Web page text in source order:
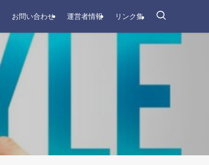
お問い合わせ 運営者情報 リンク集